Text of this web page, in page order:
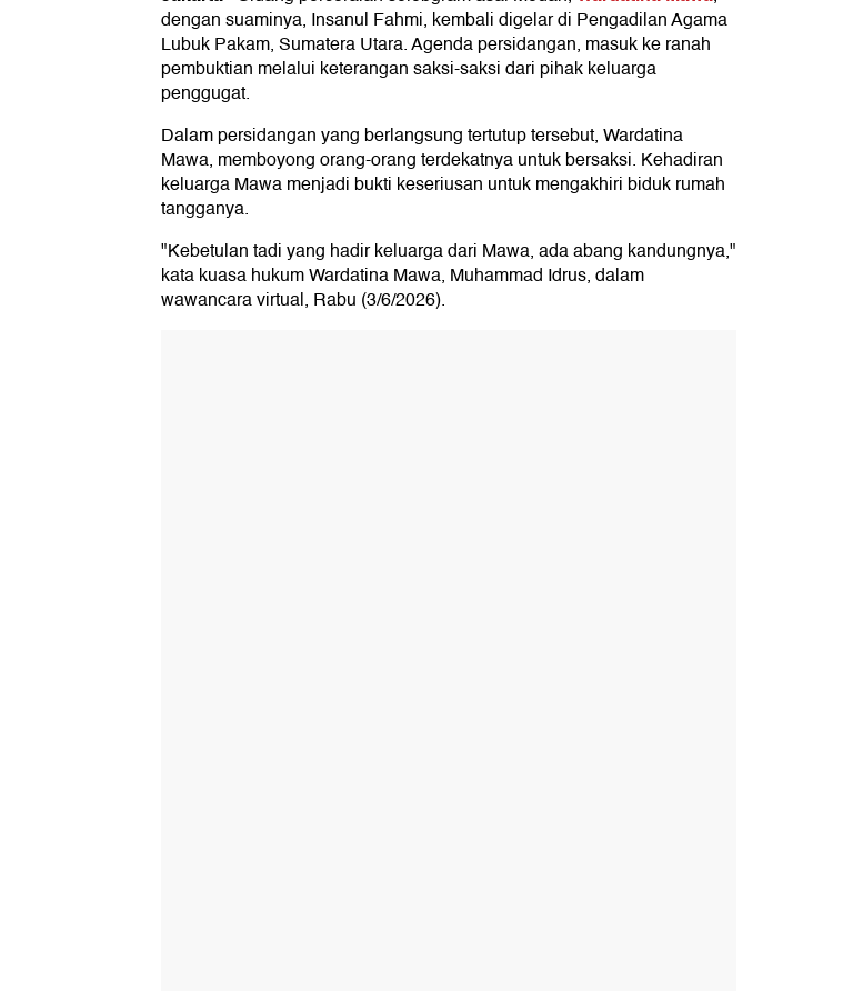
dengan suaminya, Insanul Fahmi, kembali digelar di Pengadilan Agama
Lubuk Pakam, Sumatera Utara. Agenda persidangan, masuk ke ranah
pembuktian melalui keterangan saksi-saksi dari pihak keluarga
penggugat.
Dalam persidangan yang berlangsung tertutup tersebut, Wardatina
Mawa, memboyong orang-orang terdekatnya untuk bersaksi. Kehadiran
keluarga Mawa menjadi bukti keseriusan untuk mengakhiri biduk rumah
tangganya.
"Kebetulan tadi yang hadir keluarga dari Mawa, ada abang kandungnya,"
kata kuasa hukum Wardatina Mawa, Muhammad Idrus, dalam
wawancara virtual, Rabu (3/6/2026).